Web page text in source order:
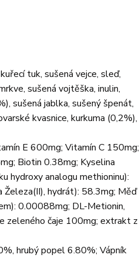
tuk, sušená vejce, sleď,
sušená vojtěška, inulin,
sušená jablka, sušený špenát,
kvasnice, kurkuma (0,2%),
E 600mg; Vitamín C 150mg;
Biotin 0.38mg; Kyselina
hydroxy analogu methioninu):
Železa(II), hydrát): 58.3mg; Měď
0.00088mg; DL-Metionin,
zeleného čaje 100mg; extrakt z
hrubý popel 6.80%; Vápník